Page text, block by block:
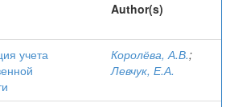
Author(s)
учета
Королёва, А.В.;
Левчук, Е.А.